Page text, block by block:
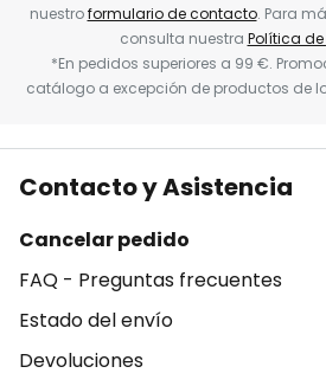
nuestroformulario de contacto. Para
consulta nuestra Política
*En pedidos superiores a 99 €.
catálogo a excepción de productos de
Contacto y Asistencia
Cancelar pedido
FAQ - Preguntas frecuentes
Estado del envío
Devoluciones